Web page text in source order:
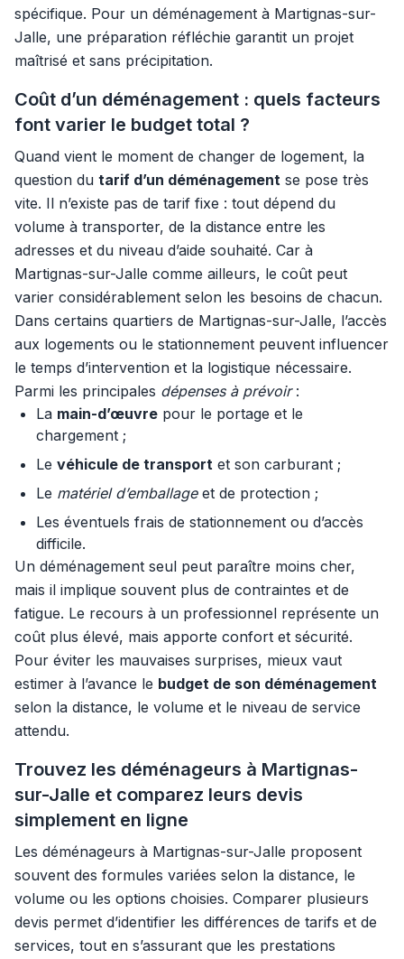
spécifique. Pour un déménagement à Martignas-sur-
Jalle, une préparation réfléchie garantit un projet
maîtrisé et sans précipitation.
Coût d’un déménagement : quels facteurs
font varier le budget total ?
Quand vient le moment de changer de logement, la
question du tarif d’un déménagement se pose très
vite. Il n’existe pas de tarif fixe : tout dépend du
volume à transporter, de la distance entre les
adresses et du niveau d’aide souhaité. Car à
Martignas-sur-Jalle comme ailleurs, le coût peut
varier considérablement selon les besoins de chacun.
Dans certains quartiers de Martignas-sur-Jalle, l’accès
aux logements ou le stationnement peuvent influencer
le temps d’intervention et la logistique nécessaire.
Parmi les principales dépenses à prévoir:
La main-d’œuvre pour le portage et le
chargement ;
Le véhicule de transport et son carburant ;
Le matériel d’emballageet de protection ;
Les éventuels frais de stationnement ou d’accès
difficile.
Un déménagement seul peut paraître moins cher,
mais il implique souvent plus de contraintes et de
fatigue. Le recours à un professionnel représente un
coût plus élevé, mais apporte confort et sécurité.
Pour éviter les mauvaises surprises, mieux vaut
estimer à l’avance le budget de son déménagement
selon la distance, le volume et le niveau de service
attendu.
Trouvez les déménageurs à Martignas-
sur-Jalle et comparez leurs devis
simplement en ligne
Les déménageurs à Martignas-sur-Jalle proposent
souvent des formules variées selon la distance, le
volume ou les options choisies. Comparer plusieurs
devis permet d’identifier les différences de tarifs et de
services, tout en s’assurant que les prestations